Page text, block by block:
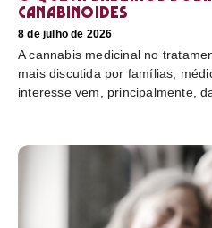
canabinoides
8 de julho de 2026
A cannabis medicinal no
mais discutida por famílias,
interesse vem, principalmente,